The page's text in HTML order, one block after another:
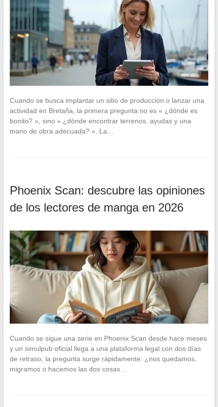
Cuando se busca implantar un sitio de producción o lanzar una
actividad en Bretaña, la primera pregunta no es « ¿dónde es
bonito? », sino « ¿dónde encontrar terrenos, ayudas y una
mano de obra adecuada? ». La…
Phoenix Scan: descubre las opiniones
de los lectores de manga en 2026
Cuando se sigue una serie en Phoenix Scan desde hace meses
y un simulpub oficial llega a una plataforma legal con dos días
de retraso, la pregunta surge rápidamente: ¿nos quedamos,
migramos o hacemos las dos cosas…